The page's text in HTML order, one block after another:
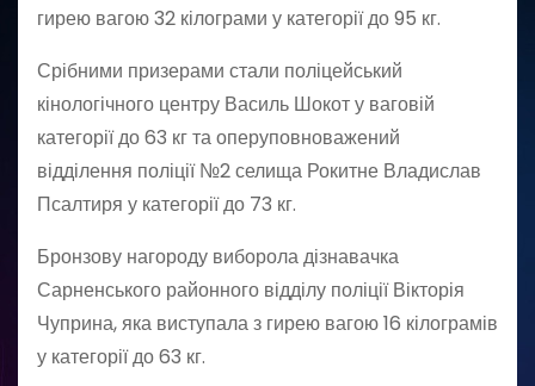
гирею вагою 32 кілограми у категорії до 95 кг.
Срібними призерами стали поліцейський
кінологічного центру Василь Шокот у ваговій
категорії до 63 кг та оперуповноважений
відділення поліції №2 селища Рокитне Владислав
Псалтиря у категорії до 73 кг.
Бронзову нагороду виборола дізнавачка
Сарненського районного відділу поліції Вікторія
Чуприна, яка виступала з гирею вагою 16 кілограмів
у категорії до 63 кг.